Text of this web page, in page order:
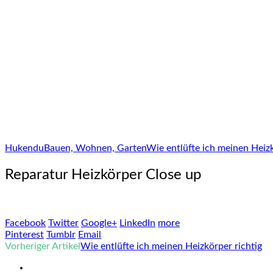
Hukendu Bauen, Wohnen, GartenWie entlüfte ich meinen
Reparatur Heizkörper Close up
Facebook Twitter Google+ LinkedIn more
Pinterest Tumblr Email
Vorheriger Artikel Wie entlüfte ich meinen Heizkörper richtig